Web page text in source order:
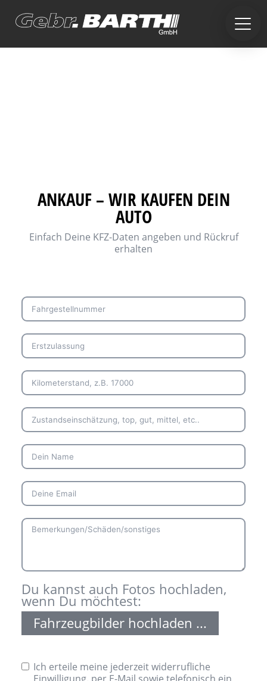
ANKAUF – WIR KAUFEN DEIN
AUTO
Einfach Deine KFZ-Daten angeben und Rückruf
erhalten
Du kannst auch Fotos hochladen,
wenn Du möchtest:
Fahrzeugbilder hochladen ...
Ich erteile meine jederzeit widerrufliche
Einwilligung, per E-Mail sowie telefonisch ein